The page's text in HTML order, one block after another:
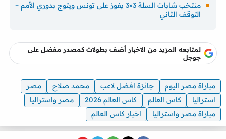
منتخب شابات السلة 3×3 يفوز على تونس ويتوج بدوري الأمم –
التوقف الثاني
لمتابعه المزيد من الاخبار أضف بطولات كمصدر مفضل على
جوجل
مباراة مصر اليوم جائزة افضل لاعب محمد صلاح
مصر
استراليا
كاس العالم كاس العالم 2026
مصر واستراليا
مباراة مصر واستراليا
اخبار كاس العالم